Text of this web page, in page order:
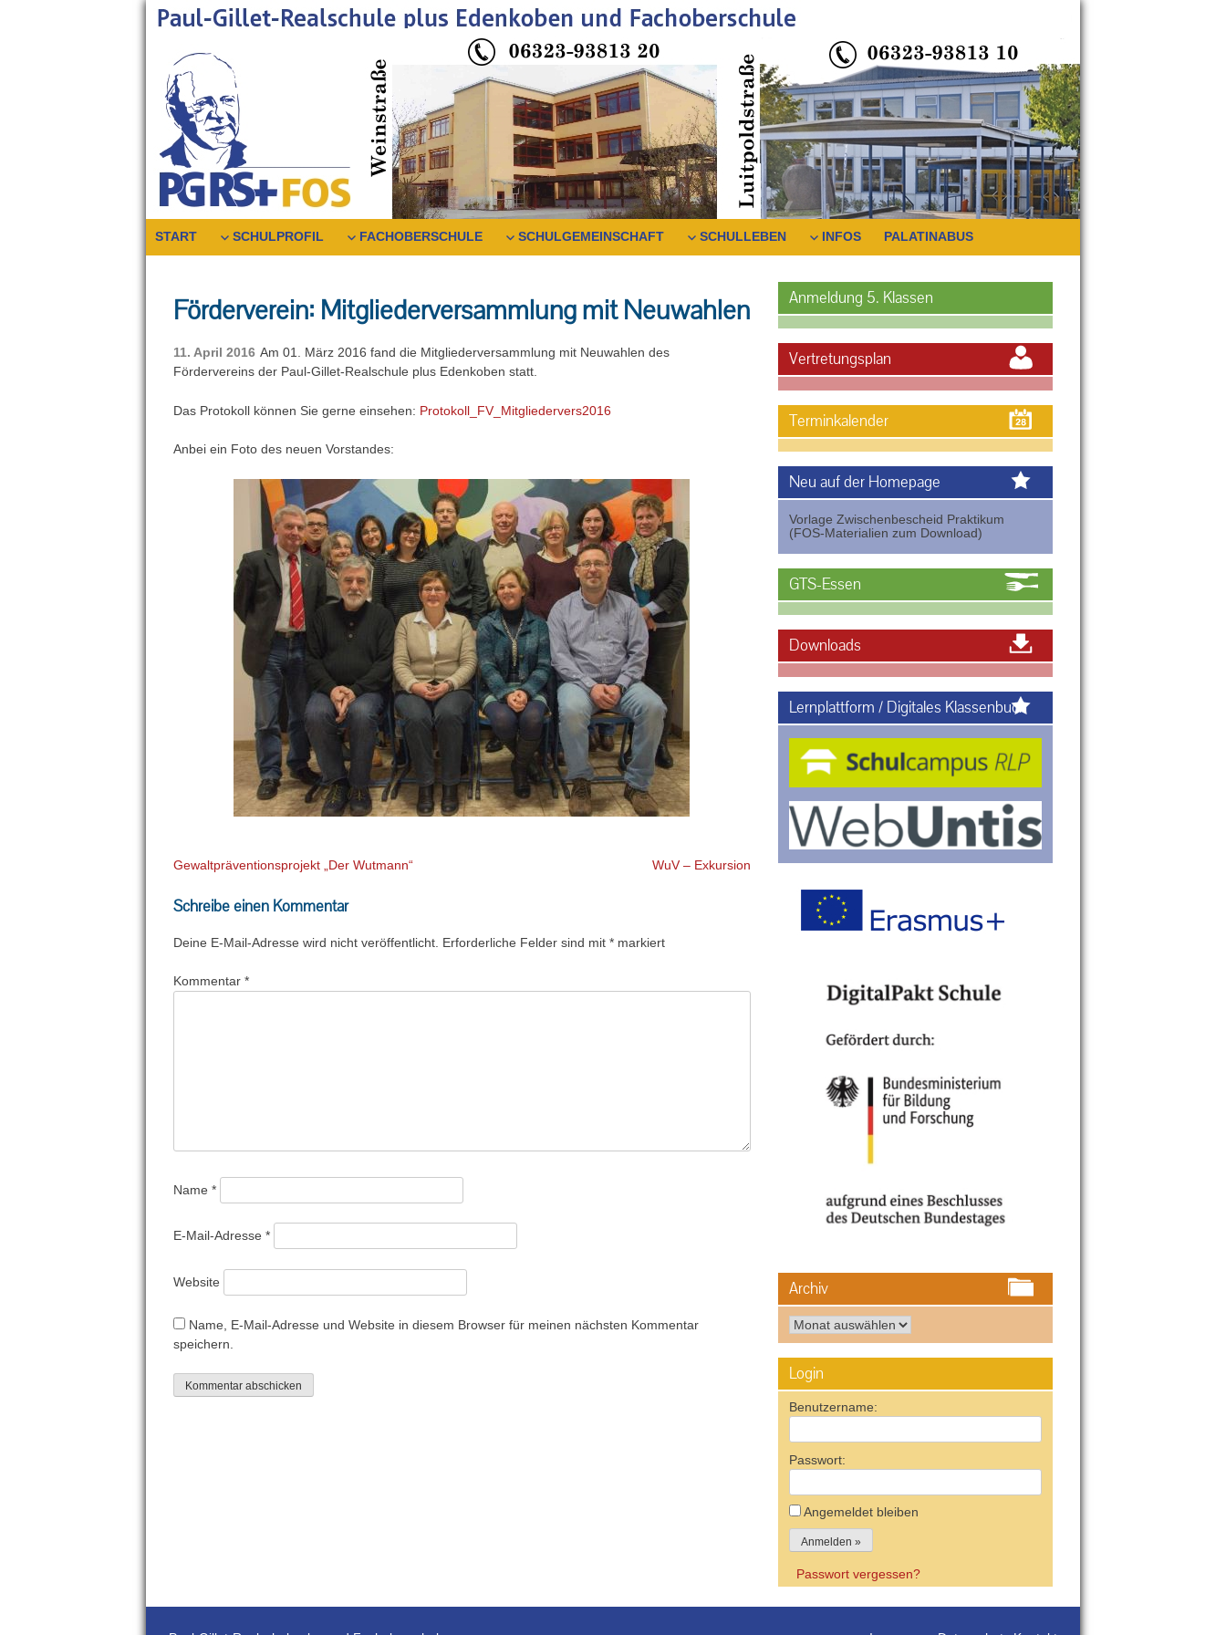
START SCHULPROFIL FACHOBERSCHULE SCHULGEMEINSCHAFT SCHULLEBEN INFOS PALATINABUS
Förderverein: Mitgliederversammlung mit Neuwahlen
11. April 2016 Am 01. März 2016 fand die Mitgliederversammlung mit Neuwahlen des
Fördervereins der Paul-Gillet-Realschule plus Edenkoben statt.
Das Protokoll können Sie gerne einsehen: Protokoll_FV_Mitgliedervers2016
Anbei ein Foto des neuen Vorstandes:
Beitragsnavigation
Gewaltpräventionsprojekt „Der Wutmann“ WuV – Exkursion
Schreibe einen Kommentar
Deine E-Mail-Adresse wird nicht veröffentlicht. Erforderliche Felder sind mit * markiert
Kommentar *
Name *
E-Mail-Adresse *
Website
Name, E-Mail-Adresse und Website in diesem Browser für meinen nächsten Kommentar
speichern.
Anmeldung 5. Klassen
Vertretungsplan
Terminkalender
Neu auf der Homepage
Vorlage Zwischenbescheid Praktikum
(FOS-Materialien zum Download)
GTS-Essen
Downloads
Lernplattform / Digitales Klassenbuch
Archiv
Archiv
Login
Benutzername:
Passwort:
Angemeldet bleiben
Passwort vergessen?